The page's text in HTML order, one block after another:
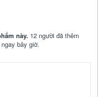
này. 12 người đã thêm
bây giờ.